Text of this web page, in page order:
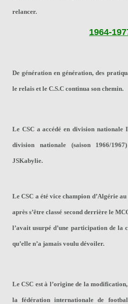
relancer.
1964-
De génération en génération, des
le relais et le C.S.C continua son chemin.
Le CSC a accédé endivision nationale
division nationale (saison 1966/1967)
JSKabylie.
Le CSC a été vice champion d’Algérieau
après s’être classé second derrière le
l’avait usurpé d’une participation de la
qu’elle n’a jamais voulu dévoiler.
Le CSC est à l’origine de la
la fédération internationale de